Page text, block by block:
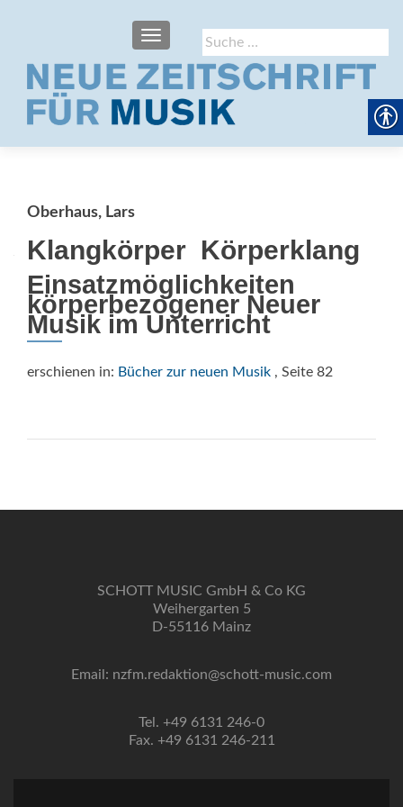
Suche
nach:
SCHALTE NAVIGATION
Oberhaus, Lars
Klangkörper  Körperklang
Einsatzmöglichkeiten
körperbezogener Neuer
Musik im Unterricht
erschienen in: Bücher zur neuen Musik , Seite 82
SCHOTT MUSIC GmbH & Co KG
Weihergarten 5
D-55116 Mainz
Email: nzfm.redaktion@schott-music.com
Tel. +49 6131 246-0
Fax. +49 6131 246-211